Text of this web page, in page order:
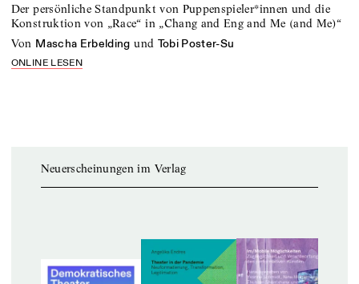
Der persönliche Standpunkt von Puppenspieler*innen und die
Konstruktion von „Race“ in „Chang and Eng and Me (and Me)“
von Mascha Erbelding und Tobi Poster-Su
ONLINE LESEN
Neuerscheinungen im Verlag